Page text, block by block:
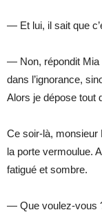
— Et lui, il sait que
— Non, répondit Mia
dans l’ignorance,
Alors je dépose tout
Ce soir-là, monsieur
la porte vermoulue.
fatigué et sombre.
— Que voulez-vous